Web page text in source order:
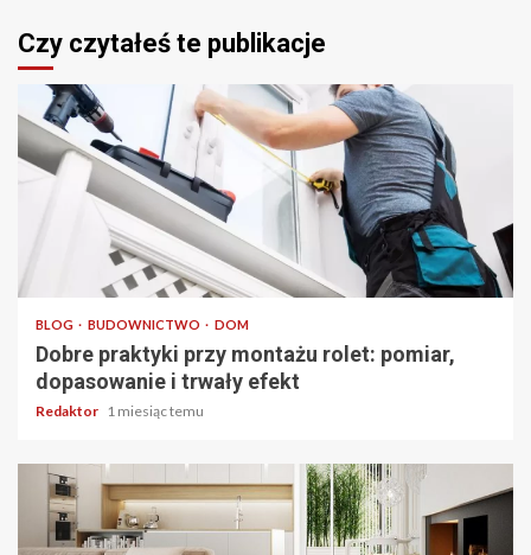
Czy czytałeś te publikacje
4 min odczytu
BLOG BUDOWNICTWO DOM
Dobre praktyki przy montażu rolet: pomiar,
dopasowanie i trwały efekt
Redaktor 1 miesiąc temu